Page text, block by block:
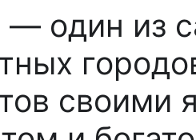
— один из
своими